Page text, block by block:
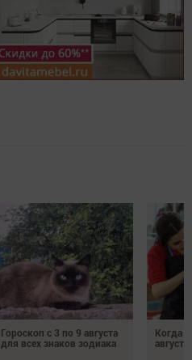
Гороскоп с 3 по 9 августа
для всех знаков зодиака
Когда